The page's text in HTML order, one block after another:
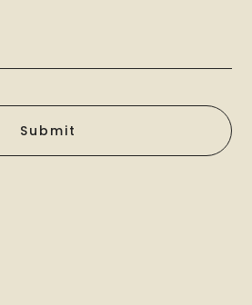
Submit